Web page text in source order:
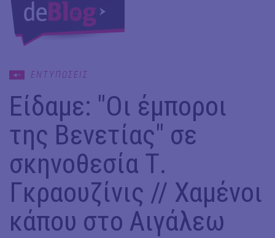
ΕΝΤΥΠΩΣΕΙΣ
Είδαμε: "Οι έμποροι
της Βενετίας" σε
σκηνοθεσία Τ.
Γκραουζίνις // Χαμένοι
κάπου στο Αιγάλεω